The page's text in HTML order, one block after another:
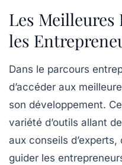
Les Meilleures
les
Dans le parcours
d’accéder aux
son développement.
variété d’outils allant
aux conseils
guider les